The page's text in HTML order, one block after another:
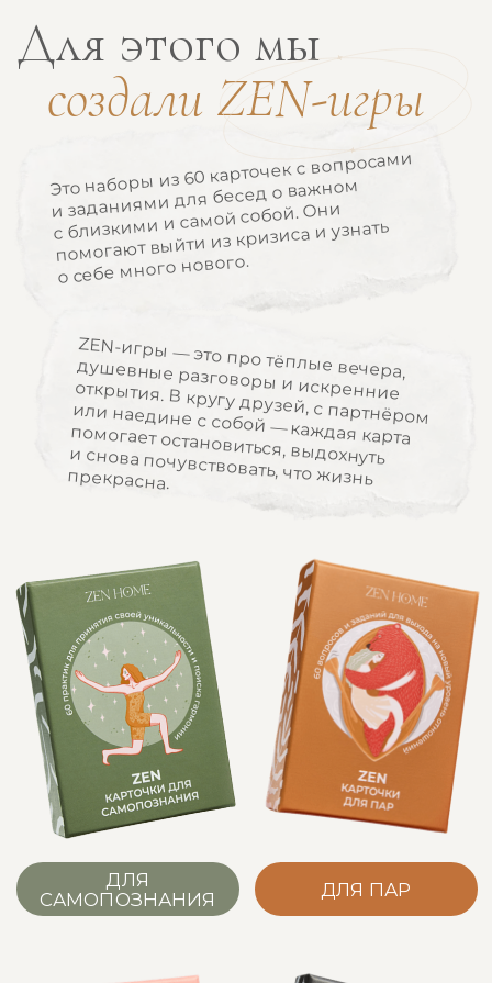
ДЛЯ КОМПАНИЙ ПРО ДЕНЬГИ
Что может
попасться в карточках?
ВОПРОС ЗАДАНИЕ МЕТАФОРИЧЕСКАЯ
КАРТА
игры?
Что внутри